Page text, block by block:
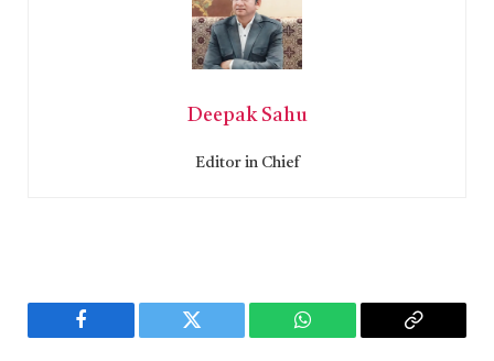
Deepak Sahu
Editor in Chief
Facebook Twitter WhatsApp
Copy